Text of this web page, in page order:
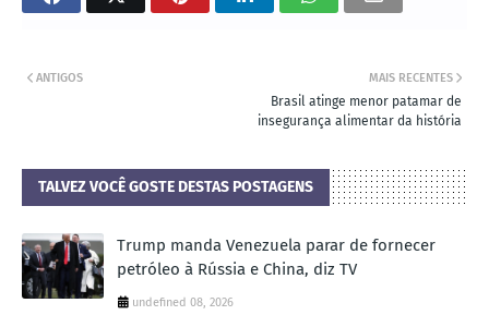
MAIS RECENTES
Brasil atinge menor patamar de
insegurança alimentar da história
ANTIGOS
TALVEZ VOCÊ GOSTE DESTAS POSTAGENS
Trump manda Venezuela parar de fornecer
petróleo à Rússia e China, diz TV
undefined 08, 2026